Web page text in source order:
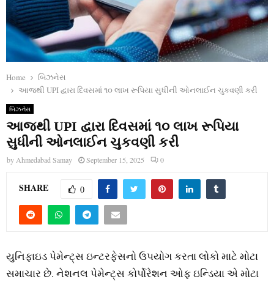
Home
બિઝનેસ
આજથી UPI દ્વારા દિવસમાં ૧૦ લાખ રૂપિયા સુધીની ઓનલાઈન ચુકવણી કરી
બિઝનેસ
આજથી UPI દ્વારા દિવસમાં ૧૦ લાખ રૂપિયા
સુધીની ઓનલાઈન ચુકવણી કરી
byAhmedabad Samay September 15, 2025 0
SHARE 0
યુનિફાઇડ પેમેન્‍ટ્‍સ ઇન્‍ટરફેસનો ઉપયોગ કરતા લોકો માટે મોટા
સમાચાર છે. નેશનલ પેમેન્‍ટ્‍સ કોર્પોરેશન ઓફ ઇન્‍ડિયા એ મોટા